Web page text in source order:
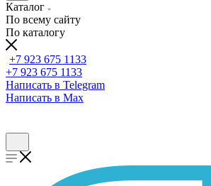
Каталог
По всему сайту
По каталогу
+7 923 675 1133
+7 923 675 1133
Написать в Telegram
Написать в Max